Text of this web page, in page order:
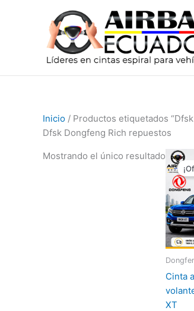
Inicio / Productos etiquetados
Dfsk Dongfeng Rich repuestos
Mostrando el único resultado
Cinta
XT